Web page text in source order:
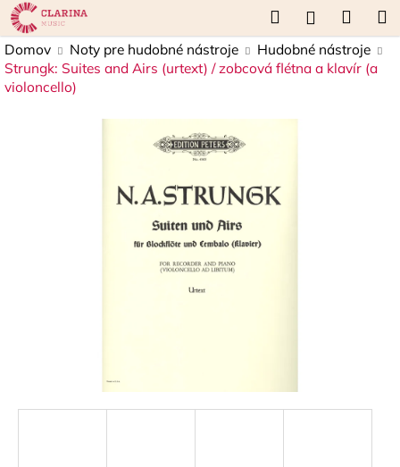
Prejsť
na
obsah
Hľadať
košík
Domov Noty pre hudobné nástroje
Hudobné nástroje
Strungk: Suites and Airs (urtext) / zobcová flétna a klavír (a
violoncello)
K
o
š
Späť
Späť
Č